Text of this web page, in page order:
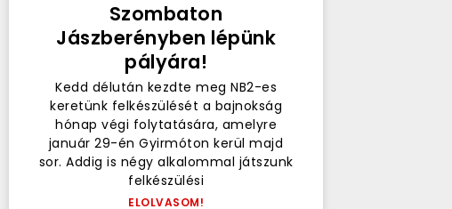
Szombaton
Jászberényben lépünk
pályára!
Kedd délután kezdte meg NB2-es
keretünk felkészülését a bajnokság
hónap végi folytatására, amelyre
január 29-én Gyirmóton kerül majd
sor. Addig is négy alkalommal játszunk
felkészülési
ELOLVASOM!